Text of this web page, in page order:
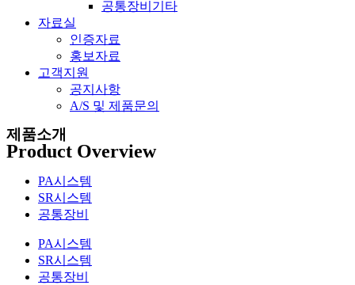
공통장비기타
자료실
인증자료
홍보자료
고객지원
공지사항
A/S 및 제품문의​
제품소개
Product Overview
PA시스템
SR시스템
공통장비
PA시스템
SR시스템
공통장비